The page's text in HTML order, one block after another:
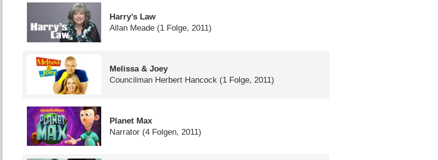
Harry’s Law
Allan Meade (1 Folge, 2011)
Melissa & Joey
Councilman Herbert Hancock (1 Folge, 2011)
Planet Max
Narrator (4 Folgen, 2011)